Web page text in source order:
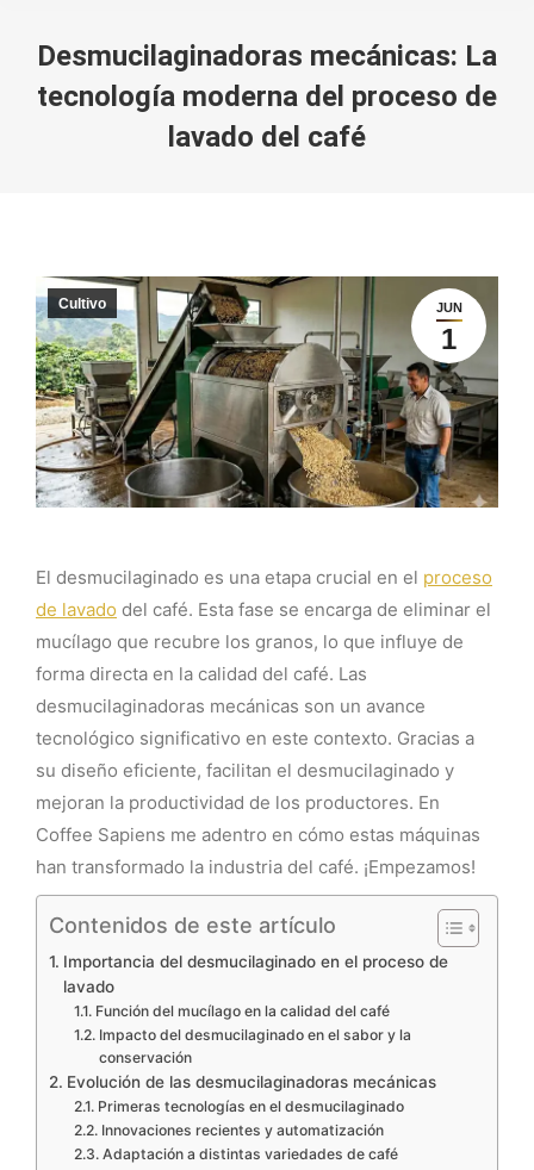
Desmucilaginadoras mecánicas: La
tecnología moderna del proceso de
lavado del café
JUN
1
Cultivo
El desmucilaginado es una etapa crucial en el proceso
de lavado del café. Esta fase se encarga de eliminar el
mucílago que recubre los granos, lo que influye de
forma directa en la calidad del café. Las
desmucilaginadoras mecánicas son un avance
tecnológico significativo en este contexto. Gracias a
su diseño eficiente, facilitan el desmucilaginado y
mejoran la productividad de los productores. En
Coffee Sapiens me adentro en cómo estas máquinas
han transformado la industria del café. ¡Empezamos!
Contenidos de este artículo
Importancia del desmucilaginado en el proceso de
lavado
Función del mucílago en la calidad del café
Impacto del desmucilaginado en el sabor y la
conservación
Evolución de las desmucilaginadoras mecánicas
Primeras tecnologías en el desmucilaginado
Innovaciones recientes y automatización
Adaptación a distintas variedades de café